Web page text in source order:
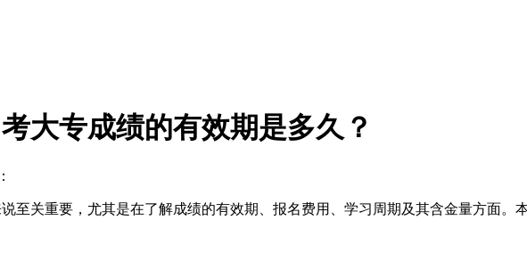
大专成绩的有效期是多久？
至关重要，尤其是在了解成绩的有效期、报名费用、学习周期及其含金量方面